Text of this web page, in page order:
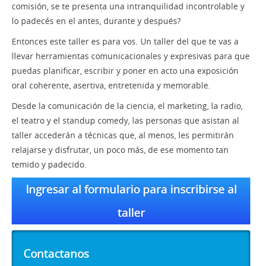
comisión, se te presenta una intranquilidad incontrolable y
lo padecés en el antes, durante y después?
Entonces este taller es para vos. Un taller del que te vas a
llevar herramientas comunicacionales y expresivas para que
puedas planificar, escribir y poner en acto una exposición
oral coherente, asertiva, entretenida y memorable.
Desde la comunicación de la ciencia, el marketing, la radio,
el teatro y el standup comedy, las personas que asistan al
taller accederán a técnicas que, al menos, les permitirán
relajarse y disfrutar, un poco más, de ese momento tan
temido y padecido.
Ingresar al formulario para inscribirse al
taller
Contactanos